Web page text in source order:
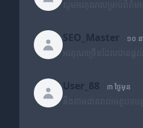
SEO_Master ១០
User_88 ៣ ថ្ងៃមុន